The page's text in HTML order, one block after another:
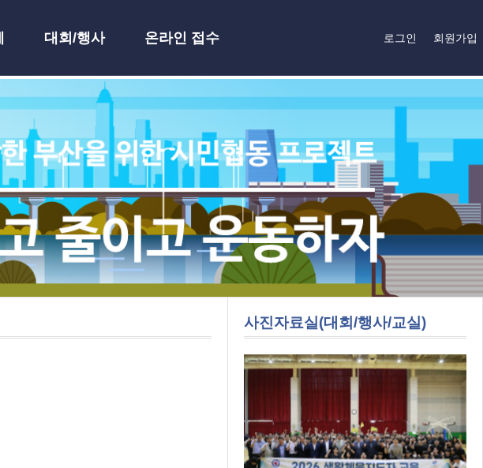
대회/행사
온라인 접수
로그인 회원가입
사진자료실(대회/행사/교실)